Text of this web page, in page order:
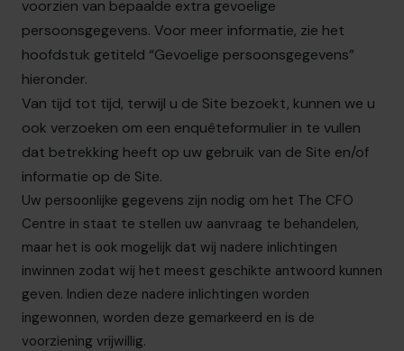
voorzien van bepaalde extra gevoelige
persoonsgegevens. Voor meer informatie, zie het
hoofdstuk getiteld “Gevoelige persoonsgegevens”
hieronder.
Van tijd tot tijd, terwijl u de Site bezoekt, kunnen we u
ook verzoeken om een enquêteformulier in te vullen
dat betrekking heeft op uw gebruik van de Site en/of
informatie op de Site.
Uw persoonlijke gegevens zijn nodig om het The CFO
Centre in staat te stellen uw aanvraag te behandelen,
maar het is ook mogelijk dat wij nadere inlichtingen
inwinnen zodat wij het meest geschikte antwoord kunnen
geven. Indien deze nadere inlichtingen worden
ingewonnen, worden deze gemarkeerd en is de
voorziening vrijwillig.